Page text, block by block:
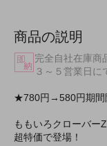
商品の説明
完全自社在庫商
３～５営業日に
★780円→580円期間
ももいろクローバー
超特価で登場！